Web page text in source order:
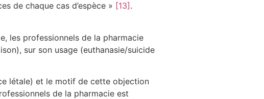
de chaque cas d’espèce » [13] .
les professionnels de la pharmacie
sur son usage (euthanasie/suicide
létale) et le motif de cette objection
de la pharmacie est